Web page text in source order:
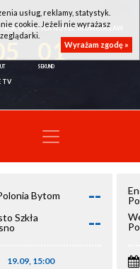
QEMETICA NOTEĆ INOWROCŁAW
01
TV
Bytom --
Szkła
--
19.09, 15:00
usług, reklamy, statystyk.
cookie. Jeżeli nie wyrażasz
Wyrażam zgodę »